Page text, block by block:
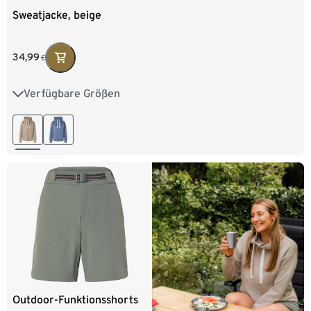
Sweatjacke, beige
34,99 €
Verfügbare Größen
XS 32/34 S 36/38
Outdoor-Funktionsshorts